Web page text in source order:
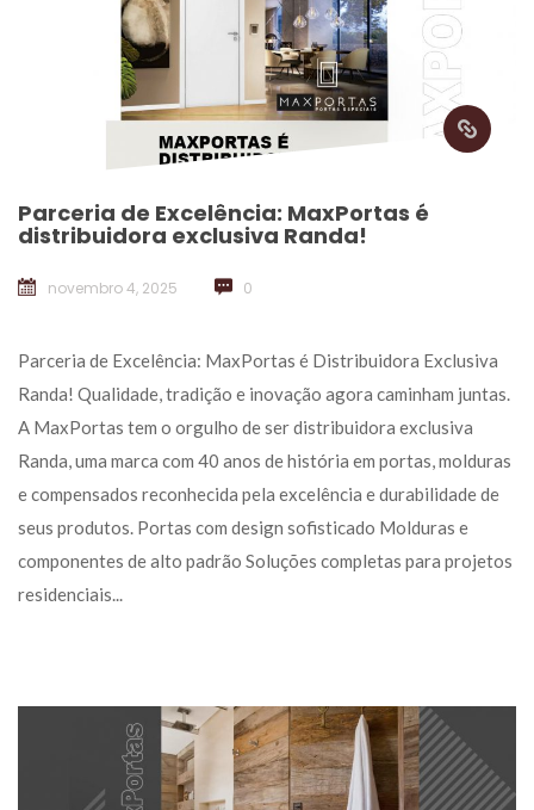
Parceria de Excelência: MaxPortas é
distribuidora exclusiva Randa!
novembro 4, 2025 0
Parceria de Excelência: MaxPortas é Distribuidora Exclusiva
Randa! Qualidade, tradição e inovação agora caminham juntas.
A MaxPortas tem o orgulho de ser distribuidora exclusiva
Randa, uma marca com 40 anos de história em portas, molduras
e compensados reconhecida pela excelência e durabilidade de
eus produtos. Portas com design sofisticado Molduras e
componentes de alto padrão Soluções completas para projetos
residenciais...